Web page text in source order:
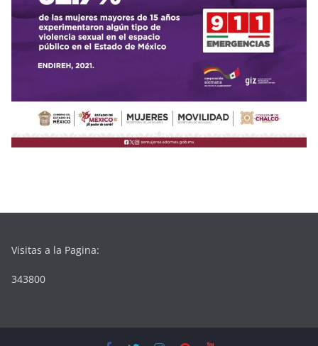
Visitas a la Pagina:
343800